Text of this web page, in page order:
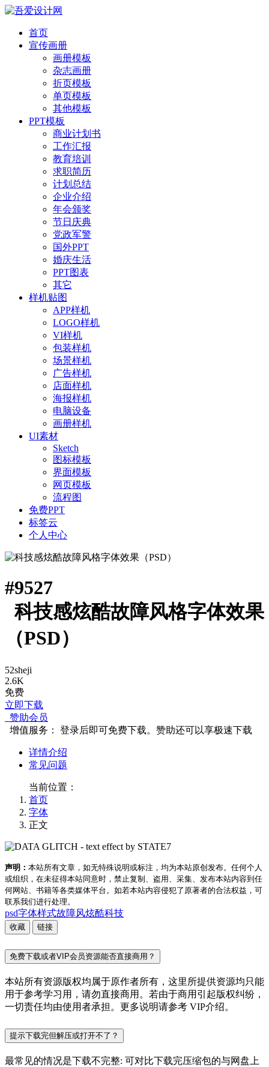
首页
宣传画册
画册模板
杂志画册
折页模板
单页模板
其他模板
PPT模板
商业计划书
工作汇报
教育培训
求职简历
计划总结
企业介绍
年会颁奖
节日庆典
党政军警
国外PPT
婚庆生活
PPT图表
其它
样机贴图
APP样机
LOGO样机
VI样机
包装样机
场景样机
广告样机
店面样机
海报样机
电脑设备
画册样机
UI素材
Sketch
图标模板
界面模板
网页模板
流程图
免费PPT
标签云
个人中心
#9527
科技感炫酷故障风格字体效果
（PSD）
52sheji
2.6K
免费
立即下载
赞助会员
增值服务： 登录后即可免费下载。赞助还可以享极速下载
详情介绍
常见问题
当前位置：
首页
字体
正文
声明： 本站所有文章，如无特殊说明或标注，均为本站原创发布。任何个人
或组织，在未征得本站同意时，禁止复制、盗用、采集、发布本站内容到任
何网站、书籍等各类媒体平台。如若本站内容侵犯了原著者的合法权益，可
联系我们进行处理。
psd字体样式故障风炫酷科技
收藏 链接
免费下载或者VIP会员资源能否直接商用？
本站所有资源版权均属于原作者所有，这里所提供资源均只能
用于参考学习用，请勿直接商用。若由于商用引起版权纠纷，
一切责任均由使用者承担。更多说明请参考 VIP介绍。
提示下载完但解压或打开不了？
最常见的情况是下载不完整: 可对比下载完压缩包的与网盘上